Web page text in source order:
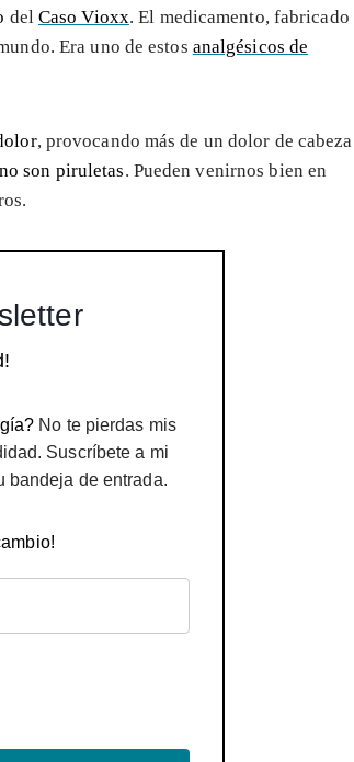
del Caso Vioxx. El medicamento, fabricado
Era uno de estos analgésicos de
, provocando más de un dolor de cabeza
son piruletas. Pueden venirnos bien en
No te pierdas mis
Suscríbete a mi
bandeja de entrada.